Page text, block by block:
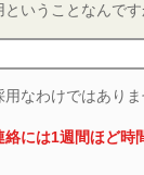
ということなんで
なわけではありま
絡には1週間ほど時